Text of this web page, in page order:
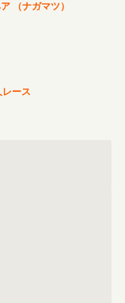
（ナガマツ）
ース